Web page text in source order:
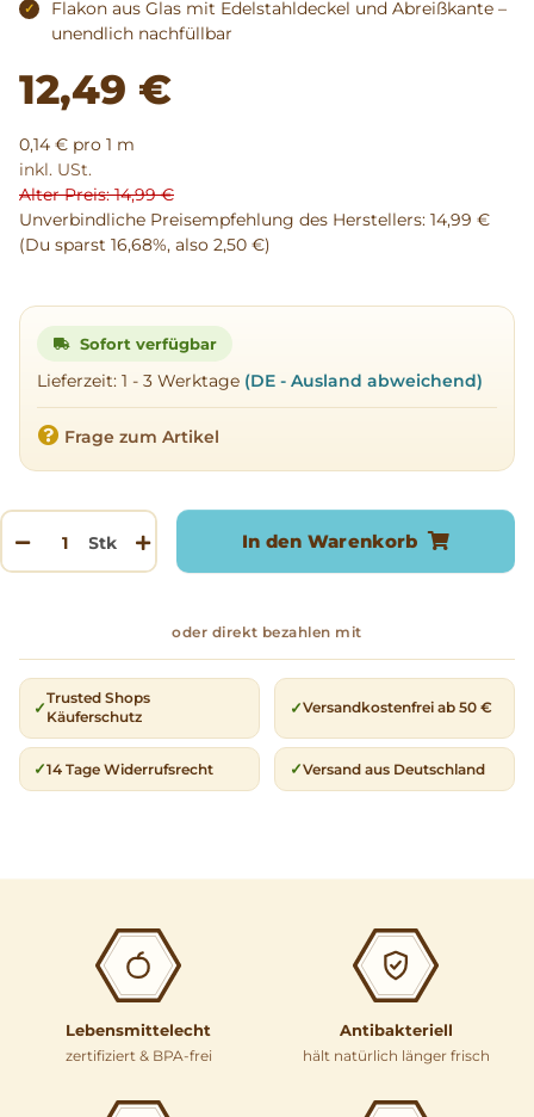
Flakon aus Glas mit Edelstahldeckel und Abreißkante –
unendlich nachfüllbar
12,49 €
0,14 € pro 1 m
inkl. USt.
Alter Preis: 14,99 €
Unverbindliche Preisempfehlung des Herstellers: 14,99 €
(Du sparst 16,68%, also 2,50 €)
Sofort verfügbar
Lieferzeit: 1 - 3 Werktage (DE - Ausland abweichend)
Frage zum Artikel
Stk In den Warenkorb
Trusted Shops
Käuferschutz
Versandkostenfrei ab 50 €
14 Tage Widerrufsrecht Versand aus Deutschland
Lebensmittelecht
zertifiziert & BPA-frei
Antibakteriell
hält natürlich länger frisch